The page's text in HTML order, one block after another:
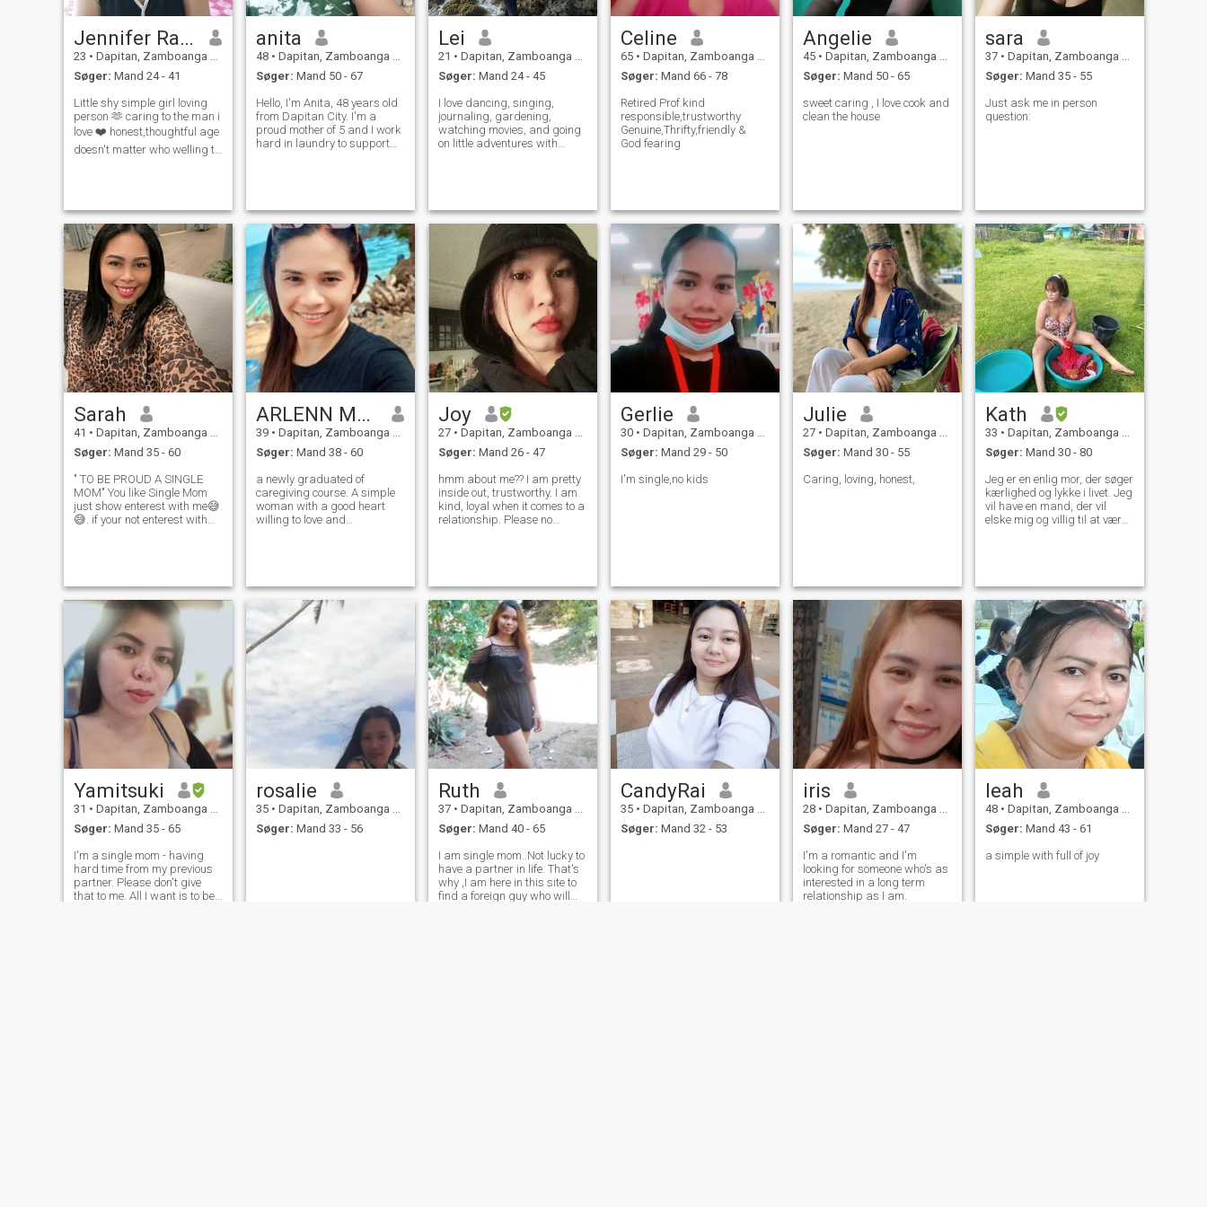
kone til min mand, og jeg vil
ansvarlig en i fremtiden
Jennifer Rabi Sabanal
23 • Dapitan, Zamboanga del Norte, Filippinerne
Søger: Mand 24 - 41
Little shy simple girl loving
person 🫶 caring to the man i
love ❤️ honest,thoughtful age
doesn't matter who welling to
KIND ALL THE TIME. To be
hones
anita
48 • Dapitan, Zamboanga del Norte, Filippinerne
Søger: Mand 50 - 67
Hello, I'm Anita, 48 years old
from Dapitan City. I'm a
proud mother of 5 and I work
hard in laundry to support
quiet evenings at home. I'm
done wi
Lei
21 • Dapitan, Zamboanga del Norte, Filippinerne
Søger: Mand 24 - 45
I love dancing, singing,
journaling, gardening,
watching movies, and going
on little adventures with
shy at first, but I warm up qu
Celine
65 • Dapitan, Zamboanga del Norte, Filippinerne
Søger: Mand 66 - 78
Retired Prof.kind
responsible,trustworthy
Genuine,Thrifty,friendly &
God fearing
Angelie
45 • Dapitan, Zamboanga del Norte, Filippinerne
Søger: Mand 50 - 65
sweet caring , I love cook and
clean the house
sara
37 • Dapitan, Zamboanga del Norte, Filippinerne
Søger: Mand 35 - 55
Just ask me in person
question:
Sarah
41 • Dapitan, Zamboanga del Norte, Filippinerne
Søger: Mand 35 - 60
" TO BE PROUD A SINGLE
MOM" You like Single Mom
just show enterest with me😅
😅. if your not enterest with
ARLENN MAY
39 • Dapitan, Zamboanga del Norte, Filippinerne
Søger: Mand 38 - 60
a newly graduated of
caregiving course. A simple
woman with a good heart
willing to love and
Joy
27 • Dapitan, Zamboanga del Norte, Filippinerne
Søger: Mand 26 - 47
hmm about me?? I am pretty
inside out, trustworthy. I am
kind, loyal when it comes to a
relationship. Please no
Thanks for checking out. Gbu
Gerlie
30 • Dapitan, Zamboanga del Norte, Filippinerne
Søger: Mand 29 - 50
I'm single,no kids
Julie
27 • Dapitan, Zamboanga del Norte, Filippinerne
Søger: Mand 30 - 55
Caring, loving, honest,
Kath
33 • Dapitan, Zamboanga del Norte, Filippinerne
Søger: Mand 30 - 80
Jeg er en enlig mor, der søger
kærlighed og lykke i livet. Jeg
vil have en mand, der vil
elske mig og villig til at være
og venlig personlighed.
Yamitsuki
31 • Dapitan, Zamboanga del Norte, Filippinerne
Søger: Mand 35 - 65
I'm a single mom - having
hard time from my previous
partner. Please don't give
that to me. All I want is to be
rosalie
35 • Dapitan, Zamboanga del Norte, Filippinerne
Søger: Mand 33 - 56
Ruth
37 • Dapitan, Zamboanga del Norte, Filippinerne
Søger: Mand 40 - 65
I am single mom..Not lucky to
have a partner in life. That's
why ,I am here in this site to
find a foreign guy who will
CandyRai
35 • Dapitan, Zamboanga del Norte, Filippinerne
Søger: Mand 32 - 53
iris
28 • Dapitan, Zamboanga del Norte, Filippinerne
Søger: Mand 27 - 47
I'm a romantic and I'm
looking for someone who's as
interested in a long term
relationship as I am.
leah
48 • Dapitan, Zamboanga del Norte, Filippinerne
Søger: Mand 43 - 61
a simple with full of joy